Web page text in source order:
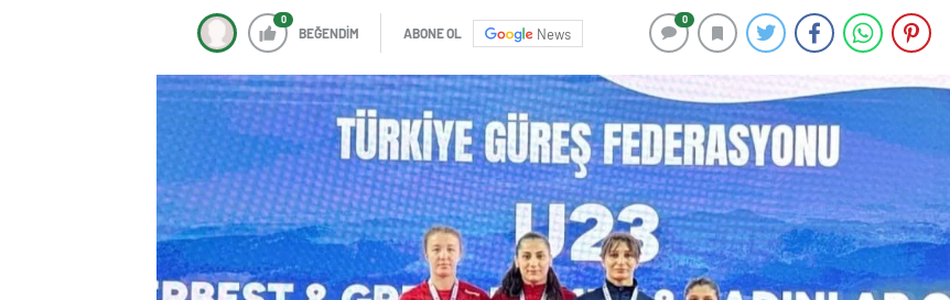
0
BEĞENDİM ABONE OL News
0